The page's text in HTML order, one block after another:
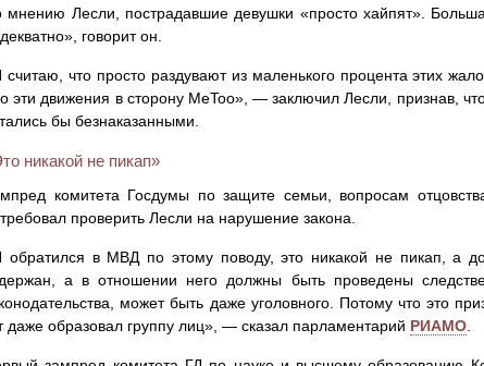
мнению Лесли, пострадавшие девушки «просто хайпят».
говорит он.
считаю, что просто раздувают из маленького процента этих
эти движения в сторону MeToo», — заключил Лесли, признав,
бы безнаказанными.
никакой не пикап»
комитета Госдумы по защите семьи, вопросам
проверить Лесли на нарушение закона.
обратился в МВД по этому поводу, это никакой не пикап, а
а в отношении него должны быть проведены
может быть даже уголовного. Потому что это
даже образовал группу лиц», — сказал парламентарий РИАМО